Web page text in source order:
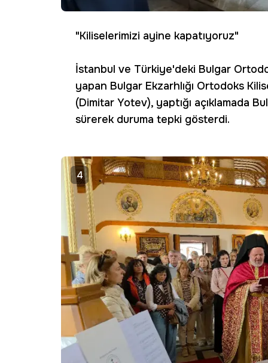
"Kiliselerimizi ayine kapatıyoruz"
İstanbul ve Türkiye'deki Bulgar
yapan Bulgar Ekzarhlığı Ortodoks
(Dimitar Yotev), yaptığı açıklamada
sürerek duruma tepki gösterdi.
4